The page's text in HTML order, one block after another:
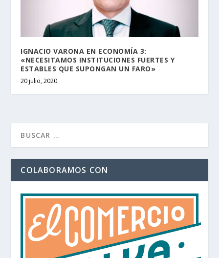
IGNACIO VARONA EN ECONOMÍA 3:
«NECESITAMOS INSTITUCIONES FUERTES Y
ESTABLES QUE SUPONGAN UN FARO»
20 julio, 2020
COLABORAMOS CON